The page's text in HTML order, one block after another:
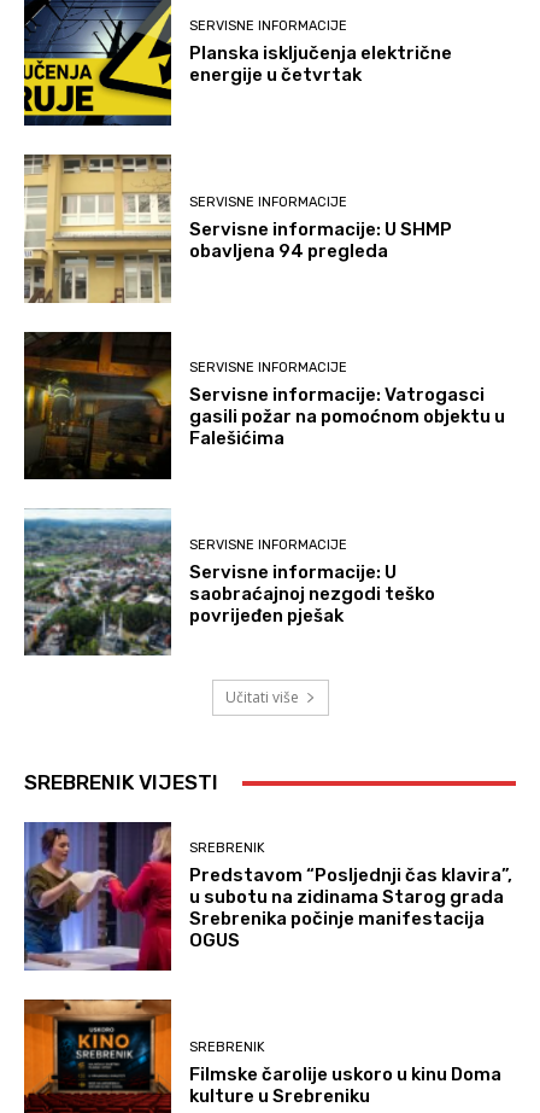
SERVISNE INFORMACIJE
Planska isključenja električne
energije u četvrtak
SERVISNE INFORMACIJE
Servisne informacije: U SHMP
obavljena 94 pregleda
SERVISNE INFORMACIJE
Servisne informacije: Vatrogasci
gasili požar na pomoćnom objektu u
Falešićima
SERVISNE INFORMACIJE
Servisne informacije: U
saobraćajnoj nezgodi teško
povrijeđen pješak
Učitati više
SREBRENIK VIJESTI
SREBRENIK
Predstavom “Posljednji čas klavira”,
u subotu na zidinama Starog grada
Srebrenika počinje manifestacija
OGUS
SREBRENIK
Filmske čarolije uskoro u kinu Doma
kulture u Srebreniku